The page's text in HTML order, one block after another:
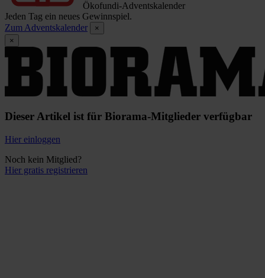
Ökofundi-Adventskalender
Jeden Tag ein neues Gewinnspiel.
Zum Adventskalender
×
×
Dieser Artikel ist für Biorama-Mitglieder verfügbar
Hier einloggen
Noch kein Mitglied?
Hier gratis registrieren